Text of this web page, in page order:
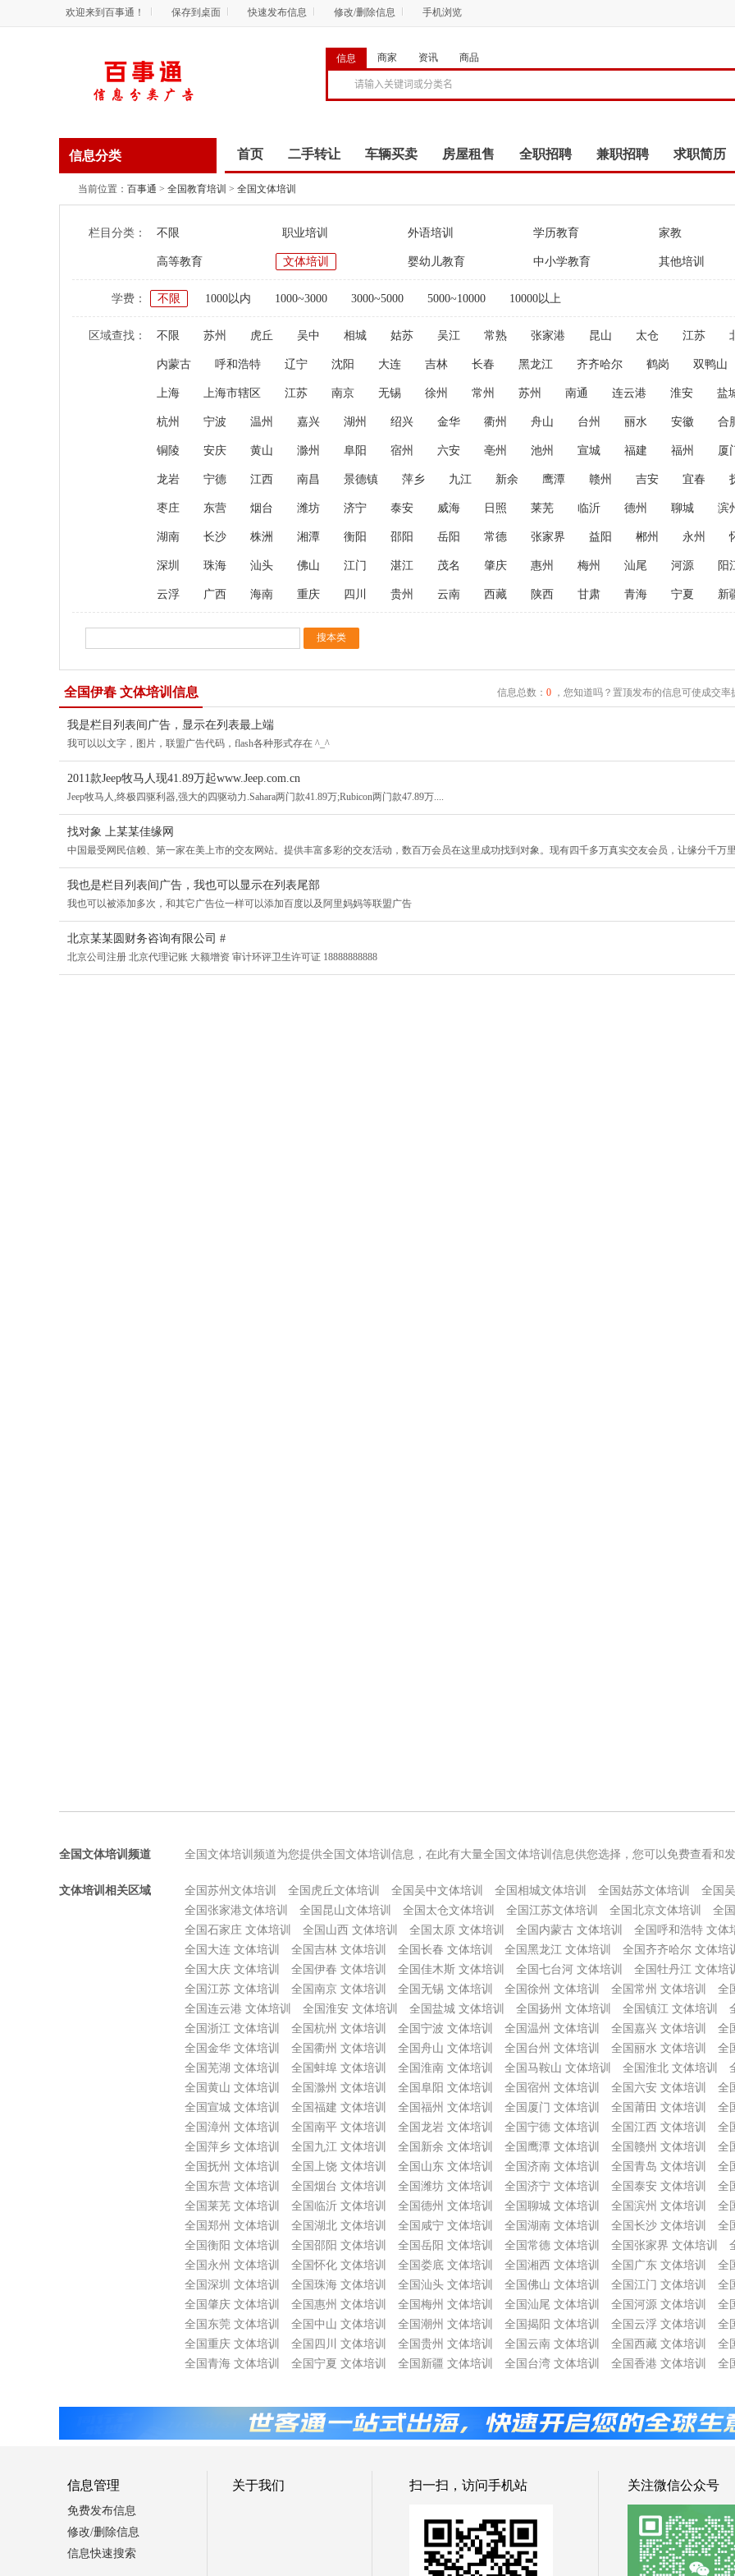
欢迎来到百事通！ 保存到桌面 快速发布信息 修改/删除信息 手机浏览
信息 商家 资讯 商品
信息分类 首页 二手转让 车辆买卖 房屋租售 全职招聘 兼职招聘 求职简历
商务服务
当前位置： 百事通 > 全国教育培训 > 全国文体培训
栏目分类： 不限 职业培训 外语培训 学历教育 家教
高等教育 文体培训 婴幼儿教育 中小学教育 其他培训
学费： 不限 1000以内 1000~3000 3000~5000 5000~10000 10000以上
区域查找： 不限 苏州 虎丘 吴中 相城 姑苏 吴江 常熟 张家港 昆山 太仓 江苏
内蒙古 呼和浩特 辽宁 沈阳 大连 吉林 长春 黑龙江 齐齐哈尔 鹤岗 双鸭山
上海 上海市辖区 江苏 南京 无锡 徐州 常州 苏州 南通 连云港 淮安 盐
杭州 宁波 温州 嘉兴 湖州 绍兴 金华 衢州 舟山 台州 丽水 安徽 合
铜陵 安庆 黄山 滁州 阜阳 宿州 六安 亳州 池州 宣城 福建 福州 厦
龙岩 宁德 江西 南昌 景德镇 萍乡 九江 新余 鹰潭 赣州 吉安 宜春
枣庄 东营 烟台 潍坊 济宁 泰安 威海 日照 莱芜 临沂 德州 聊城 滨
湖南 长沙 株洲 湘潭 衡阳 邵阳 岳阳 常德 张家界 益阳 郴州 永州
深圳 珠海 汕头 佛山 江门 湛江 茂名 肇庆 惠州 梅州 汕尾 河源 阳
云浮 广西 海南 重庆 四川 贵州 云南 西藏 陕西 甘肃 青海 宁夏 新
全国伊春 文体培训信息 信息总数： 0，您知道吗？置顶发布的信息可使成交率
我是栏目列表间广告，显示在列表最上端
我可以以文字，图片，联盟广告代码，flash各种形式存在 ^_^
2011款Jeep牧马人现41.89万起www.Jeep.com.cn
Jeep牧马人,终极四驱利器,强大的四驱动力.Sahara两门款41.89万;Rubicon两门款47.89万....
找对象 上某某佳缘网
中国最受网民信赖、第一家在美上市的交友网站。提供丰富多彩的交友活动，数百万会员在这里成功找到对象。现有四千多万真实交友会员，让缘分千万
我也是栏目列表间广告，我也可以显示在列表尾部
我也可以被添加多次，和其它广告位一样可以添加百度以及阿里妈妈等联盟广告
北京某某圆财务咨询有限公司 #
北京公司注册 北京代理记账 大额增资 审计环评卫生许可证 18888888888
全国文体培训频道 全国文体培训频道为您提供全国文体培训信息，在此有大量全国文体培训信息供您选择，您可以免费查看和
文体培训相关区域 全国苏州文体培训 全国虎丘文体培训 全国吴中文体培训 全国相城文体培训 全国姑苏文体培训
全国
全国张家港文体培训
全国昆山文体培训 全国太仓文体培训 全国江苏文体培训 全国北京文体培训
全
全国石家庄 文体培训
全国山西 文体培训 全国太原 文体培训 全国内蒙古 文体培训
全国呼和浩特 文体
全国大连 文体培训
全国吉林 文体培训 全国长春 文体培训 全国黑龙江 文体培训
全国齐齐哈尔 文体培
全国大庆 文体培训
全国伊春 文体培训 全国佳木斯 文体培训 全国七台河 文体培训
全国牡丹江 文体培
全国江苏 文体培训
全国南京 文体培训 全国无锡 文体培训 全国徐州 文体培训 全国常州 文体培训
全
全国连云港 文体培训
全国淮安 文体培训 全国盐城 文体培训 全国扬州 文体培训 全国镇江 文体培训
全国浙江 文体培训
全国杭州 文体培训 全国宁波 文体培训 全国温州 文体培训 全国嘉兴 文体培训
全
全国金华 文体培训
全国衢州 文体培训 全国舟山 文体培训 全国台州 文体培训 全国丽水 文体培训
全
全国芜湖 文体培训
全国蚌埠 文体培训 全国淮南 文体培训 全国马鞍山 文体培训 全国淮北 文体培训
全国黄山 文体培训
全国滁州 文体培训 全国阜阳 文体培训 全国宿州 文体培训 全国六安 文体培训
全
全国宣城 文体培训
全国福建 文体培训 全国福州 文体培训 全国厦门 文体培训 全国莆田 文体培训
全
全国漳州 文体培训
全国南平 文体培训 全国龙岩 文体培训 全国宁德 文体培训 全国江西 文体培训
全
全国萍乡 文体培训
全国九江 文体培训 全国新余 文体培训 全国鹰潭 文体培训 全国赣州 文体培训
全
全国抚州 文体培训
全国上饶 文体培训 全国山东 文体培训 全国济南 文体培训 全国青岛 文体培训
全
全国东营 文体培训
全国烟台 文体培训 全国潍坊 文体培训 全国济宁 文体培训 全国泰安 文体培训
全
全国莱芜 文体培训
全国临沂 文体培训 全国德州 文体培训 全国聊城 文体培训 全国滨州 文体培训
全
全国郑州 文体培训
全国湖北 文体培训 全国咸宁 文体培训 全国湖南 文体培训 全国长沙 文体培训
全
全国衡阳 文体培训
全国邵阳 文体培训 全国岳阳 文体培训 全国常德 文体培训 全国张家界 文体培训
全国永州 文体培训
全国怀化 文体培训 全国娄底 文体培训 全国湘西 文体培训 全国广东 文体培训
全
全国深圳 文体培训
全国珠海 文体培训 全国汕头 文体培训 全国佛山 文体培训 全国江门 文体培训
全
全国肇庆 文体培训
全国惠州 文体培训 全国梅州 文体培训 全国汕尾 文体培训 全国河源 文体培训
全
全国东莞 文体培训
全国中山 文体培训 全国潮州 文体培训 全国揭阳 文体培训 全国云浮 文体培训
全
全国重庆 文体培训
全国四川 文体培训 全国贵州 文体培训 全国云南 文体培训 全国西藏 文体培训
全
全国青海 文体培训
全国宁夏 文体培训 全国新疆 文体培训 全国台湾 文体培训 全国香港 文体培训 全
信息管理
免费发布信息
修改/删除信息
信息快速搜索
关于我们 扫一扫，访问手机站 关注微信公众号